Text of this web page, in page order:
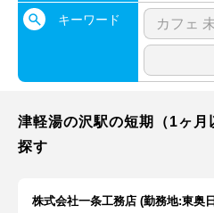
キーワード
津軽湯の沢駅の短期（1ヶ
探す
株式会社一条工務店 (勤務地:東奥